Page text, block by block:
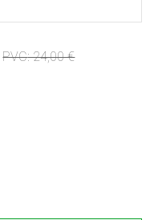
PVC: 24,00 €